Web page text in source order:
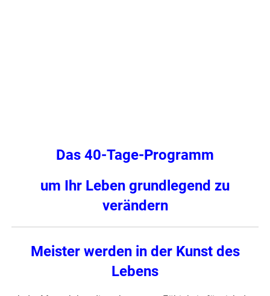
Das 40-Tage-Programm
um Ihr Leben grundlegend zu
verändern
Meister werden in der Kunst des
Lebens